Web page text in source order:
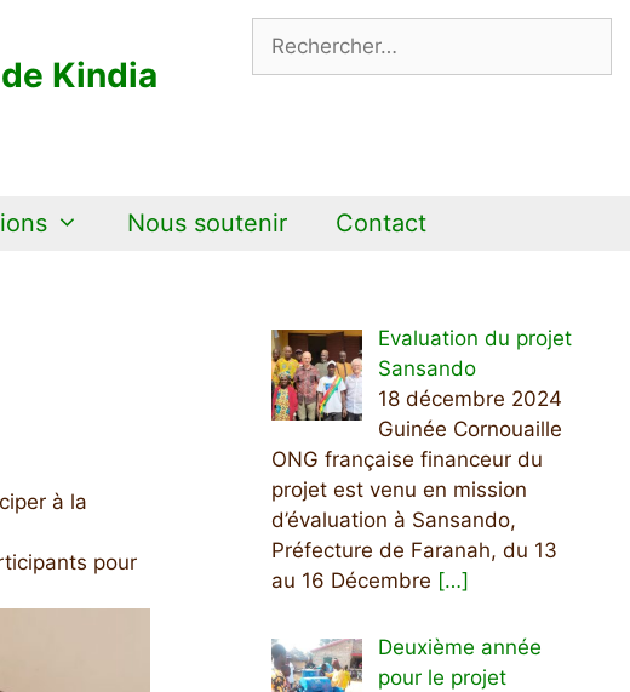
Rechercher :
Kindia
Nous soutenir Contact
à la
pour
Evaluation du projet
Sansando
18 décembre 2024
Guinée Cornouaille
ONG française financeur du
projet est venu en mission
d’évaluation à Sansando,
Préfecture de Faranah, du 13
au 16 Décembre […]
Deuxième année
pour le projet